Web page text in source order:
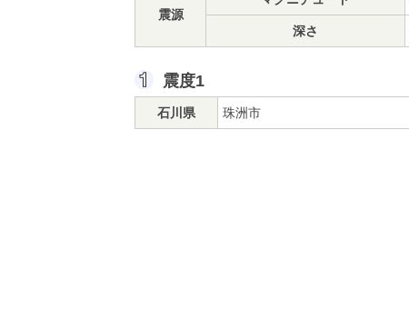
震源
深さ
震度1
石川県 珠洲市